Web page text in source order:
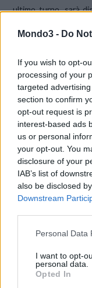
Mondo3 - Do
If you wish to opt-
processing of your
targeted
section to confirm
opt-out request is
interest-based ads
us or personal
your opt-out. You
disclosure of your
IAB’s list of
also be disclosed
Downstream
Personal Data
I want to opt-
personal data.
Opted In
ultimo turno, sarà
Dislessia 2.0
, la
un approccio
dell’Apprendimento.
CONDIVIDI QUESTO
E-mail
WhatsApp